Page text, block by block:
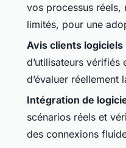
vos processus
limités, pour une
Avis clients logiciels
d’utilisateurs vérifiés
d’évaluer réellement
Intégration de
scénarios réels et
des connexions